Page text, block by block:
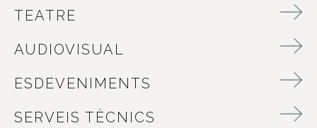
TEATRE
AUDIOVISUAL
ESDEVENIMENTS
SERVEIS TÈCNICS